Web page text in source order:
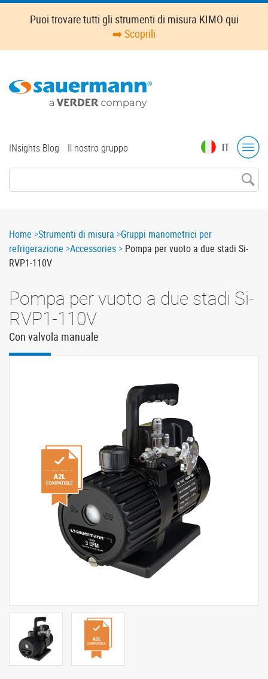
Skip
content
Puoi trovare tutti gli strumenti di misura KIMO qui
➡️ Scoprili
IT
Top
INsights Blog Il nostro gruppo
Breadcrumb
Home Strumenti di misura Gruppi manometrici per
refrigerazione Accessories
Pompa per vuoto a due stadi Si-
RVP1-110V
Pompa per vuoto a due stadi Si-
RVP1-110V
Con valvola manuale